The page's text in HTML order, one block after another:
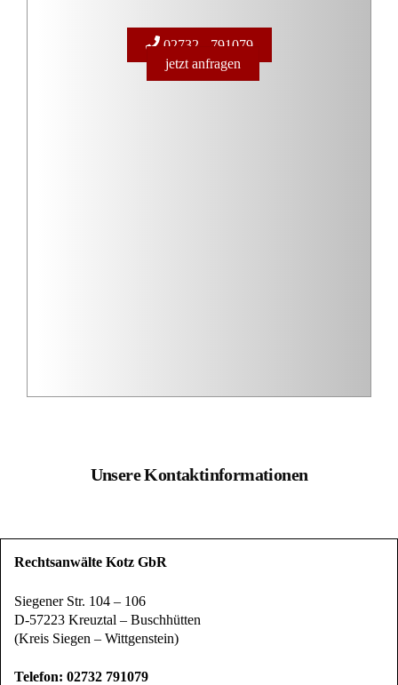
02732 - 791079
jetzt anfragen
Unsere Kontaktinformationen
Rechtsanwälte Kotz GbR
Siegener Str. 104 – 106
D-57223 Kreuztal – Buschhütten
(Kreis Siegen – Wittgenstein)
Telefon: 02732 791079